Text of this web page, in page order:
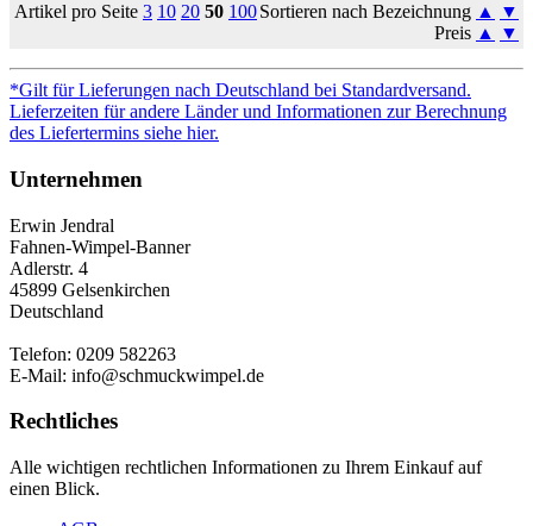
Artikel pro Seite 3 10 20 50 100Sortieren nach Bezeichnung ▲
▼
Preis ▲ ▼
*Gilt für Lieferungen nach Deutschland bei Standardversand.
Lieferzeiten für andere Länder und Informationen zur Berechnung
des Liefertermins siehe hier.
Unternehmen
Erwin Jendral
Fahnen-Wimpel-Banner
Adlerstr. 4
45899 Gelsenkirchen
Deutschland
Telefon: 0209 582263
E-Mail: info@schmuckwimpel.de
Rechtliches
Alle wichtigen rechtlichen Informationen zu Ihrem Einkauf auf
einen Blick.